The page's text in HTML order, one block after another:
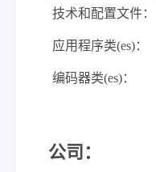
技术和配置文件：
应用程序类(es)：
编码器类(es)：
公司：